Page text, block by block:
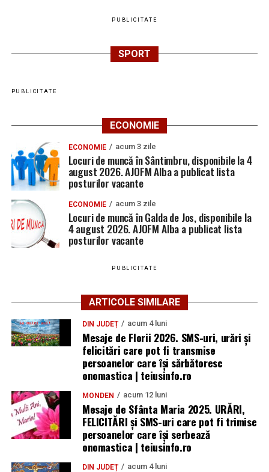
PUBLICITATE
SPORT
PUBLICITATE
ECONOMIE
ECONOMIE acum 3 zile
Locuri de muncă în Sântimbru, disponibile la 4
august 2026. AJOFM Alba a publicat lista
posturilor vacante
ECONOMIE acum 3 zile
Locuri de muncă în Galda de Jos, disponibile la
4 august 2026. AJOFM Alba a publicat lista
posturilor vacante
PUBLICITATE
ARTICOLE SIMILARE
DIN JUDEȚ acum 4 luni
Mesaje de Florii 2026. SMS-uri, urări și
felicitări care pot fi transmise
persoanelor care îşi sărbătoresc
onomastica | teiusinfo.ro
MONDEN acum 12 luni
Mesaje de Sfânta Maria 2025. URĂRI,
FELICITĂRI și SMS-uri care pot fi trimise
persoanelor care își serbează
onomastica | teiusinfo.ro
DIN JUDEȚ acum 4 luni